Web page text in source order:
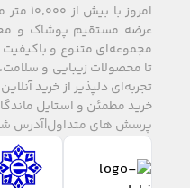
عرضه مستقیم پوشاک و
مجموعه‌ای متنوع و باکیفیت
تا محصولات زیبایی و
تجربه‌ای دلپذیر از خرید
خرید مطمئن و استایل
پرسش های متداول|آدرس